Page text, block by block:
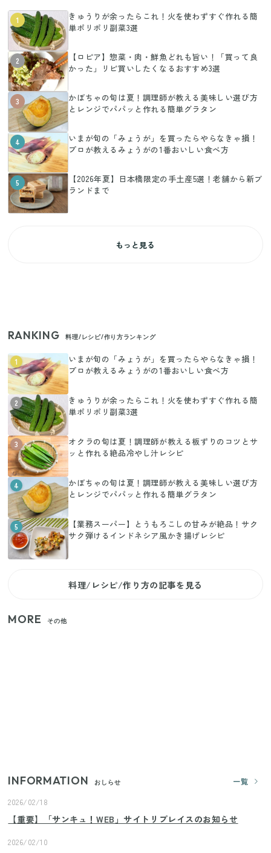
1
きゅうりが余ったらこれ！火を使わずすぐ作れる簡
単ポリポリ副菜3選
2
【ロピア】惣菜・肉・鮮魚どれも旨い！「買って良
かった」リピ買いしたくなるおすすめ3選
3
かぼちゃの旬は夏！調理師が教える美味しい選び方
とレンジでパパッと作れる簡単グラタン
4
いまが旬の「みょうが」を買ったらやらなきゃ損！
プロが教えるみょうがの1番おいしい食べ方
5
【2026年夏】日本橋限定の手土産5選！老舗から新ブ
ランドまで
もっと見る
RANKING 料理/レシピ/作り方ランキング
1
いまが旬の「みょうが」を買ったらやらなきゃ損！
プロが教えるみょうがの1番おいしい食べ方
2
きゅうりが余ったらこれ！火を使わずすぐ作れる簡
単ポリポリ副菜3選
3
オクラの旬は夏！調理師が教える板ずりのコツとサ
ッと作れる絶品冷やし汁レシピ
4
かぼちゃの旬は夏！調理師が教える美味しい選び方
とレンジでパパッと作れる簡単グラタン
5
【業務スーパー】とうもろこしの甘みが絶品！サク
サク弾けるインドネシア風かき揚げレシピ
料理/レシピ/作り方の記事を見る
MORE その他
INFORMATION おしらせ
一覧
2026/02/18
【重要】「サンキュ！WEB」サイトリプレイスのお知らせ
2026/02/10